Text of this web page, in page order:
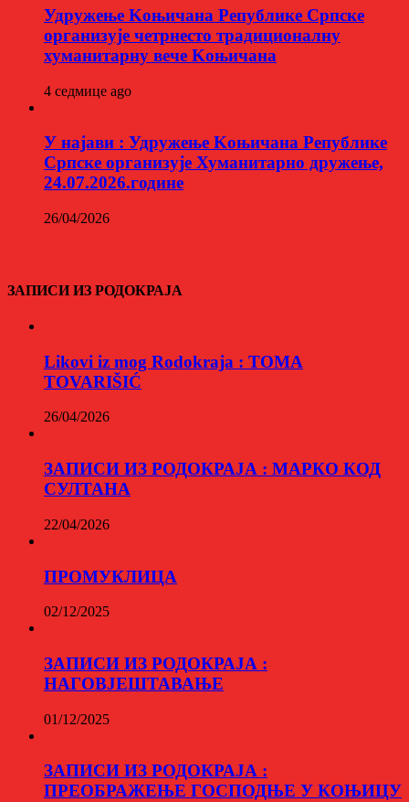
Удружење Kоњичана Републике Српске
организује четрнесто традиционалну
хуманитарну вече Kоњичана
4 седмице ago
У најави : Удружење Kоњичана Републике
Српске организује Хуманитарно дружење,
24.07.2026.године
26/04/2026
ЗАПИСИ ИЗ РОДОКРАЈА
Likovi iz mog Rodokraja : TOMA
TOVARIŠIĆ
26/04/2026
ЗАПИСИ ИЗ РОДОКРАЈА : МАРКО КОД
СУЛТАНА
22/04/2026
ПРОМУКЛИЦА
02/12/2025
ЗАПИСИ ИЗ РОДОКРАЈА :
НАГОВЈЕШТАВАЊЕ
01/12/2025
ЗАПИСИ ИЗ РОДОКРАЈА :
ПРЕОБРАЖЕЊЕ ГОСПОДЊЕ У КОЊИЦУ